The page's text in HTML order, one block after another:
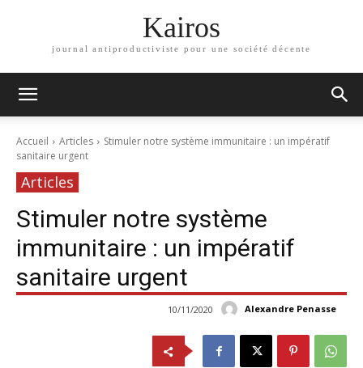
Kairos
journal antiproductiviste pour une société décente
Accueil Articles
Stimuler notre système immunitaire : un impératif
sanitaire urgent
Articles
Stimuler notre système
immunitaire : un impératif
sanitaire urgent
Alexandre Penasse
10/11/2020